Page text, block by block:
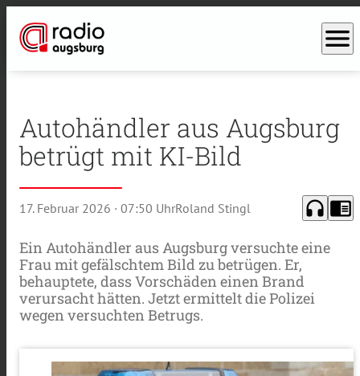
menu
Autohändler aus Augsburg
betrügt mit KI-Bild
17. Februar 2026 · 07:50 UhrRoland Stingl headphones chrome_reader_mode
Ein Autohändler aus Augsburg versuchte eine
Frau mit gefälschtem Bild zu betrügen. Er,
behauptete, dass Vorschäden einen Brand
verursacht hätten. Jetzt ermittelt die Polizei
wegen versuchten Betrugs.